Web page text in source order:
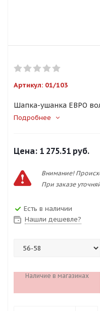
Артикул: 01/103
Шапка-ушанка ЕВРО
Подробнее
Цена: 1 275.51 руб.
Внимание!
При заказе
Есть в наличии
Нашли дешевле?
Наличие в магазинах